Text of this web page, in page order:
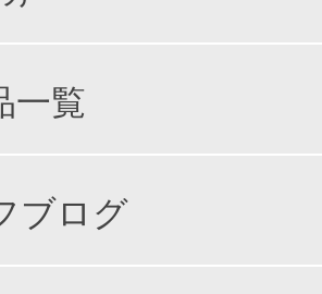
一覧
ブログ